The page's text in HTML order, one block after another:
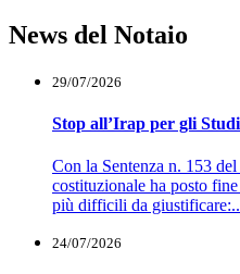
News del Notaio
29/07/2026
Stop all’Irap per gli
Con la Sentenza n. 153
costituzionale ha posto
più difficili da
24/07/2026